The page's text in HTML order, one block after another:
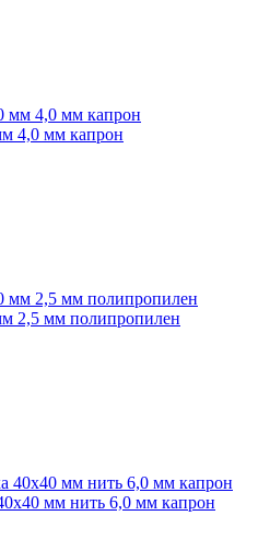
4,0 мм капрон
2,5 мм полипропилен
мм нить 6,0 мм капрон